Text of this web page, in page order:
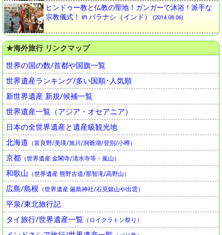
ヒンドゥー教と仏教の聖地！ガンガーで沐浴！派手な
宗教儀式！ in バラナシ（インド）
(2014.08.06)
★海外旅行 リンクマップ
世界の国の数/首都や国旗一覧
世界遺産ランキング/多い国順･人気順
新世界遺産 新規/候補一覧
世界遺産一覧（アジア・オセアニア）
日本の全世界遺産と遺産級観光地
北海道 （富良野/美瑛/旭川/洞爺湖/登別/小樽）
京都 （世界遺産 金閣寺/清水寺等・嵐山）
和歌山 （世界遺産 熊野古道/那智滝/高野山）
広島/島根 （世界遺産 厳島神社/石見銀山や出雲）
平泉/東北旅行記
タイ旅行/世界遺産一覧 （ロイクラトン祭り）